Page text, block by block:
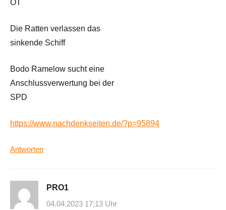
OT
Die Ratten verlassen das
sinkende Schiff
Bodo Ramelow sucht eine
Anschlussverwertung bei der
SPD
https://www.nachdenkseiten.de/?p=95894
Antworten
PRO1
04.04.2023 17:13 Uhr